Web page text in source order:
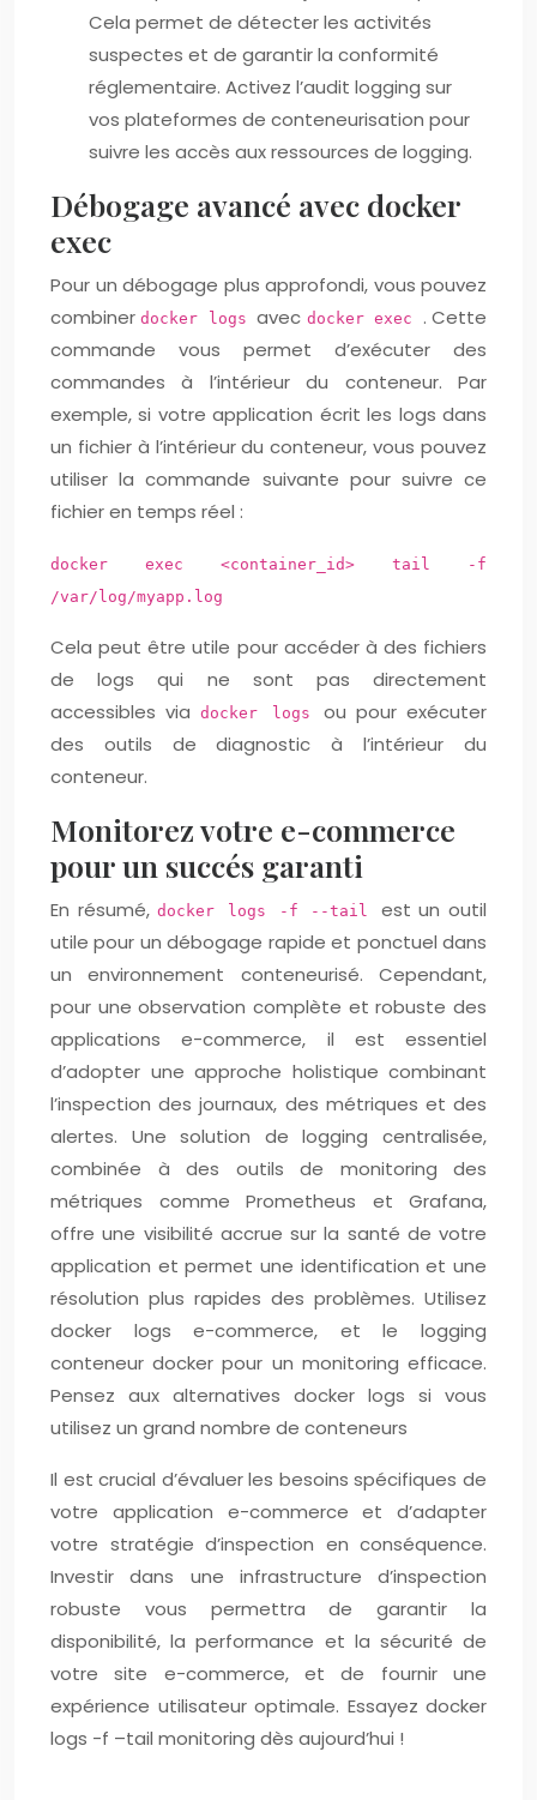
Cela permet de détecter les activités
suspectes et de garantir la conformité
réglementaire. Activez l’audit logging sur
vos plateformes de conteneurisation pour
suivre les accès aux ressources de logging.
Débogage avancé avec docker
exec
Pour un débogage plus approfondi, vous pouvez
combinerdocker logsavec docker exec . Cette
commande vous permet d’exécuter des
commandes à l’intérieur du conteneur. Par
exemple, si votre application écrit les logs dans
un fichier à l’intérieur du conteneur, vous pouvez
utiliser la commande suivante pour suivre ce
fichier en temps réel :
docker exec <container_id> tail -f
/var/log/myapp.log
Cela peut être utile pour accéder à des fichiers
de logs qui ne sont pas directement
accessibles via docker logsou pour exécuter
des outils de diagnostic à l’intérieur du
conteneur.
Monitorez votre e-commerce
pour un succés garanti
En résumé,docker logs -f --tail est un outil
utile pour un débogage rapide et ponctuel dans
un environnement conteneurisé. Cependant,
pour une observation complète et robuste des
applications e-commerce, il est essentiel
d’adopter une approche holistique combinant
l’inspection des journaux, des métriques et des
alertes. Une solution de logging centralisée,
combinée à des outils de monitoring des
métriques comme Prometheus et Grafana,
offre une visibilité accrue sur la santé de votre
application et permet une identification et une
résolution plus rapides des problèmes. Utilisez
docker logs e-commerce, et le logging
conteneur docker pour un monitoring efficace.
Pensez aux alternatives docker logs si vous
utilisez un grand nombre de conteneurs
Il est crucial d’évaluer les besoins spécifiques de
votre application e-commerce et d’adapter
votre stratégie d’inspection en conséquence.
Investir dans une infrastructure d’inspection
robuste vous permettra de garantir la
disponibilité, la performance et la sécurité de
votre site e-commerce, et de fournir une
expérience utilisateur optimale. Essayez docker
logs -f –tail monitoring dès aujourd’hui !